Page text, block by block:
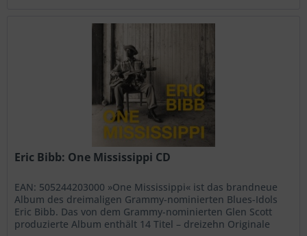
Eric Bibb: One Mississippi CD
EAN: 505244203000 »One Mississippi« ist das brandneue
Album des dreimaligen Grammy-nominierten Blues-Idols
Eric Bibb. Das von dem Grammy-nominierten Glen Scott
produzierte Album enthält 14 Titel – dreizehn Originale